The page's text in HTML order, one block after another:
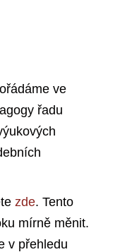
ve
řadu
zde. Tento
mírně měnit.
v přehledu